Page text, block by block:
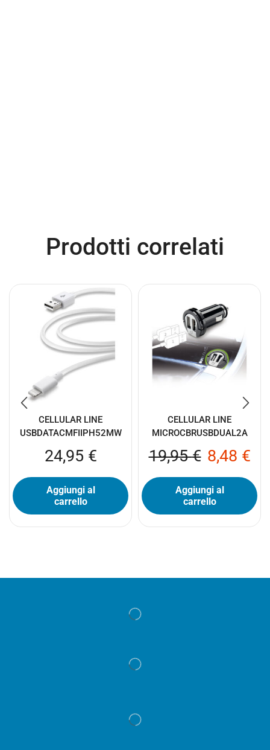
Prodotti correlati
CELLULAR LINE
USBDATACMFIIPH52MW
24,95 €
Aggiungi al
carrello
CELLULAR LINE
MICROCBRUSBDUAL2A
19,95€ 8,48 €
Aggiungi al
carrello